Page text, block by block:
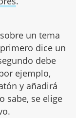
un tema
dice un
debe
ejemplo,
y añadirá
sabe, se elige